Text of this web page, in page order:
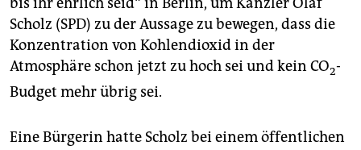
Scholz (SPD) zu der Aussage zu bewegen, dass die
Konzentration von Kohlendioxid in der
Atmosphäre schon jetzt zu hoch sei und kein CO2-
Budget mehr übrig sei.
Eine Bürgerin hatte Scholz bei einem öffentlichen